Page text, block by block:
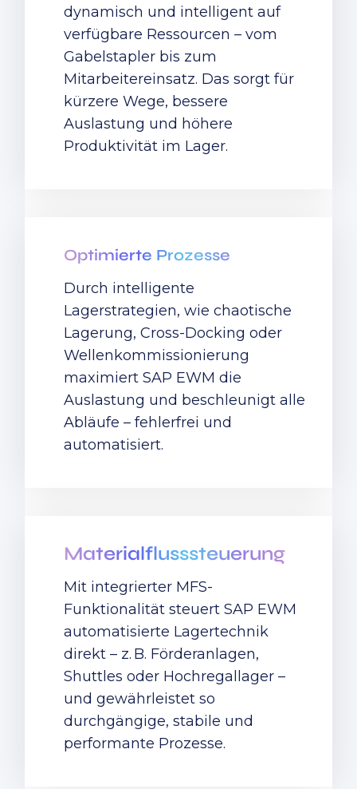
dynamisch und intelligent auf
verfügbare Ressourcen – vom
Gabelstapler bis zum
Mitarbeitereinsatz. Das sorgt für
kürzere Wege, bessere
Auslastung und höhere
Produktivität im Lager.
Optimierte Prozesse
Durch intelligente
Lagerstrategien, wie chaotische
Lagerung, Cross-Docking oder
Wellenkommissionierung
maximiert SAP EWM die
Auslastung und beschleunigt alle
Abläufe – fehlerfrei und
automatisiert.
Materialflusssteuerung
Mit integrierter MFS-
Funktionalität steuert SAP EWM
automatisierte Lagertechnik
direkt – z. B. Förderanlagen,
Shuttles oder Hochregallager –
und gewährleistet so
durchgängige, stabile und
performante Prozesse.